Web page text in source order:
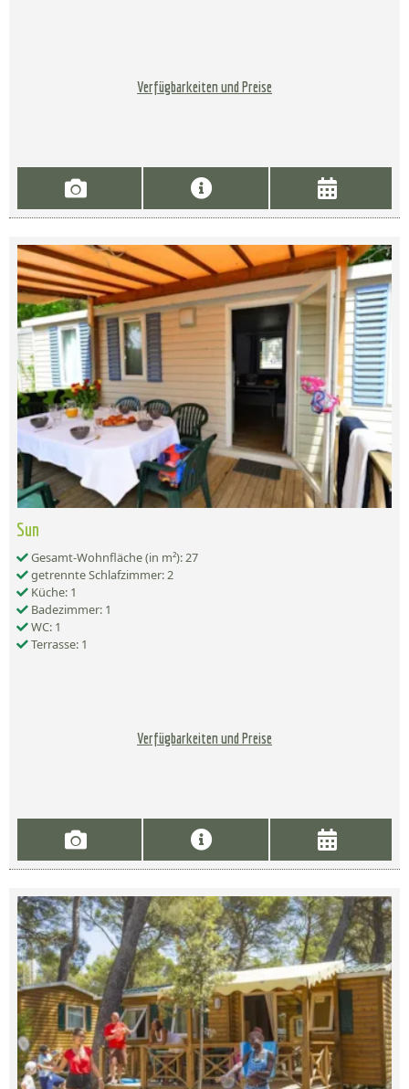
Verfügbarkeiten und Preise
Sun
Gesamt-Wohnfläche (in m²): 27
getrennte Schlafzimmer: 2
Küche: 1
Badezimmer: 1
WC: 1
Terrasse: 1
Verfügbarkeiten und Preise